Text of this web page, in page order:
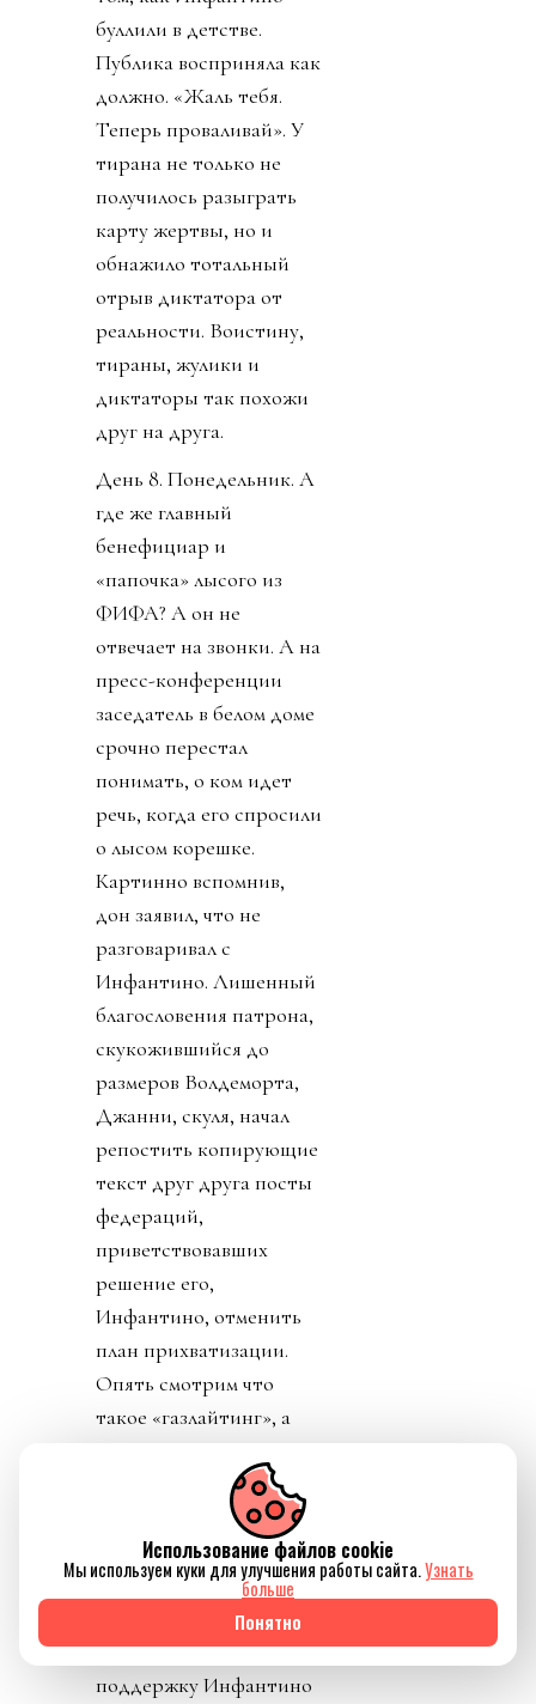
буллили в детстве.
Публика восприняла как
должно. «Жаль тебя.
Теперь проваливай». У
тирана не только не
получилось разыграть
карту жертвы, но и
обнажило тотальный
отрыв диктатора от
реальности. Воистину,
тираны, жулики и
диктаторы так похожи
друг на друга.
День 8. Понедельник. А
где же главный
бенефициар и
«папочка» лысого из
ФИФА? А он не
отвечает на звонки. А на
пресс-конференции
заседатель в белом доме
срочно перестал
понимать, о ком идет
речь, когда его спросили
о лысом корешке.
Картинно вспомнив,
дон заявил, что не
разговаривал с
Инфантино. Лишенный
благословения патрона,
скукожившийся до
размеров Волдеморта,
Джанни, скуля, начал
репостить копирующие
текст друг друга посты
федераций,
приветствовавших
решение его,
Инфантино, отменить
план прихватизации.
Опять смотрим что
такое «газлайтинг», а
подборку стран: Катар,
ОАЭ, Бутан, Шри
Ланка, Марокко.
Федерация футбола
Конго пришла тоже
уточнить, где за
поддержку Инфантино
Использование файлов cookie
Мы используем куки для улучшения работы сайта.Узнать
больше
Понятно